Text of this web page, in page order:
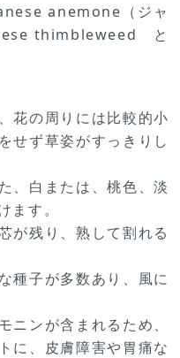
anemone（ジャ
thimbleweed と
花の周りには比較的小
せず草姿がすっきりし
、白または、桃色、淡
ます。
が残り、熟して割れる
種子が多数あり、風に
ニンが含まれるため、
に、皮膚障害や胃痛な